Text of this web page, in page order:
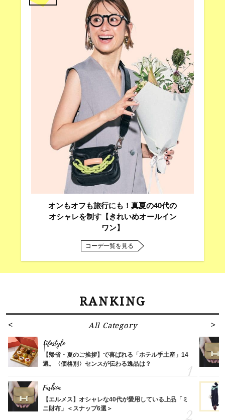
オンもオフも旅行にも！真夏の40代の
オシャレを制す【きれいめオールイン
ワン】
コーデ一覧を見る
RANKING
All Category
Lifestyle
【帰省・夏のご挨拶】で喜ばれる「ホテル手土産」14
選。〈価格別〉センスが伝わる逸品は？
Fashion
【エルメス】オシャレな40代が愛用している上品「ミ
ニ財布」＜スナップ6選＞